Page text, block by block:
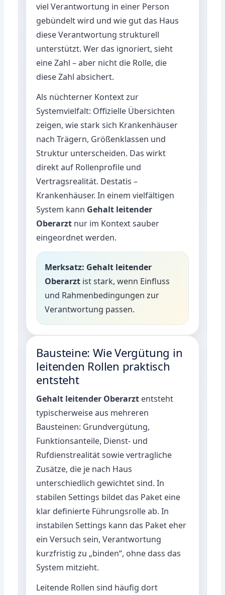
viel Verantwortung in einer Person
gebündelt wird und wie gut das Haus
diese Verantwortung strukturell
unterstützt. Wer das ignoriert, sieht
eine Zahl – aber nicht die Rolle, die
diese Zahl absichert.
Als nüchterner Kontext zur
Systemvielfalt: Offizielle Übersichten
zeigen, wie stark sich Krankenhäuser
nach Trägern, Größenklassen und
Struktur unterscheiden. Das wirkt
direkt auf Rollenprofile und
Vertragsrealität. Destatis –
Krankenhäuser. In einem vielfältigen
System kann Gehalt leitender
Oberarzt nur im Kontext sauber
eingeordnet werden.
Merksatz: Gehalt leitender
Oberarzt ist stark, wenn Einfluss
und Rahmenbedingungen zur
Verantwortung passen.
Bausteine: Wie Vergütung in
leitenden Rollen praktisch
entsteht
Gehalt leitender Oberarzt entsteht
typischerweise aus mehreren
Bausteinen: Grundvergütung,
Funktionsanteile, Dienst- und
Rufdienstrealität sowie vertragliche
Zusätze, die je nach Haus
unterschiedlich gewichtet sind. In
stabilen Settings bildet das Paket eine
klar definierte Führungsrolle ab. In
instabilen Settings kann das Paket eher
ein Versuch sein, Verantwortung
kurzfristig zu „binden“, ohne dass das
System mitzieht.
Leitende Rollen sind häufig dort